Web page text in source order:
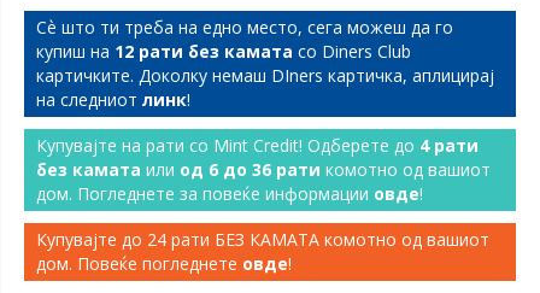
Сѐ што ти треба на едно место, сега можеш да го
купиш на 12 рати без камата со Diners Club
картичките. Доколку немаш DIners картичка, аплицирај
на следниот линк!
Купувајте на рати со Mint Credit! Одберете до 4 рати
без камата или од 6 до 36 рати комотно од вашиот
дом. Погледнете за повеќе информации овде!
Купувајте до 24 рати БЕЗ КАМАТА комотно од вашиот
дом. Повеќе погледнете овде!